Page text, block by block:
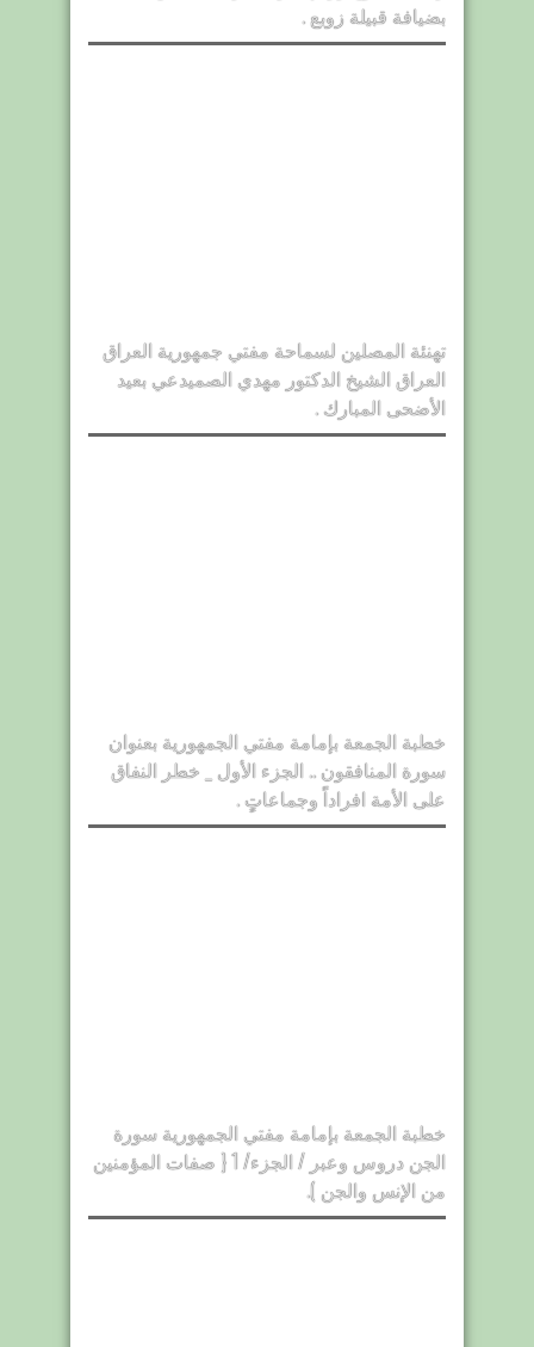
بضيافة قبيلة زوبع .
تهنئة المصلين لسماحة مفتي جمهورية العراق
العراق الشيخ الدكتور مهدي الصميدعي بعيد
الأضحى المبارك .
خطبة الجمعة بإمامة مفتي الجمهورية بعنوان
سورة المنافقون .. الجزء الأول _ خطر النفاق
على الأمة افراداً وجماعاتٍ .
خطبة الجمعة بإمامة مفتي الجمهورية سورة
الجن دروس وعبر / الجزء/ 1 { صفات المؤمنين
من الإنس والجن ).